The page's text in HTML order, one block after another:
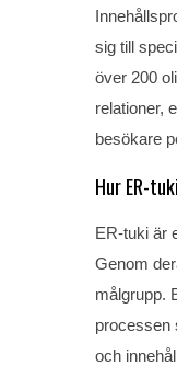
sig till
över 200
relationer,
besökare
Hur ER-
ER-tuki är
Genom
målgrupp.
processen
och